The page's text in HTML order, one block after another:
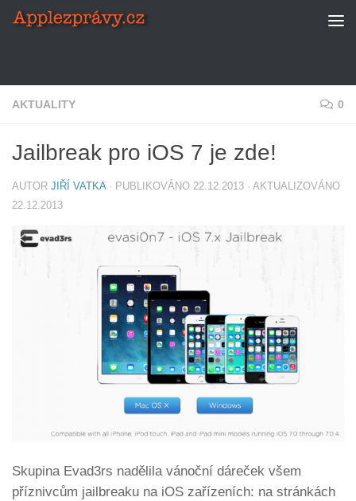
Skip to content
AKTUALITY 0
Jailbreak pro iOS 7 je zde!
AUTOR JIŘÍ VATKA · PUBLIKOVÁNO 22.12.2013 · AKTUALIZOVÁNO
22.12.2013
Skupina Evad3rs nadělila vánoční dáreček všem
příznivcům jailbreaku na iOS zařízeních: na stránkách